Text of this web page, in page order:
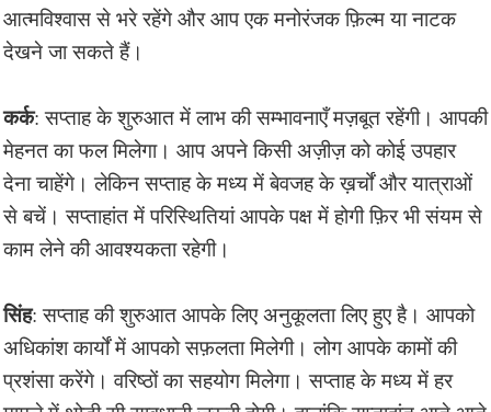
आत्मविश्वास से भरे रहेंगे और आप एक मनोरंजक फ़िल्म या नाटक
देखने जा सकते हैं।
कर्क: सप्ताह के शुरुआत में लाभ की सम्भावनाएँ मज़बूत रहेंगी। आपकी
मेहनत का फल मिलेगा। आप अपने किसी अज़ीज़ को कोई उपहार
देना चाहेंगे। लेकिन सप्ताह के मध्य में बेवजह के ख़र्चों और यात्राओं
से बचें। सप्ताहांत में परिस्थितियां आपके पक्ष में होगी फ़िर भी संयम से
काम लेने की आवश्यकता रहेगी।
सिंह: सप्ताह की शुरुआत आपके लिए अनुकूलता लिए हुए है। आपको
अधिकांश कार्यों में आपको सफ़लता मिलेगी। लोग आपके कामों की
प्रशंसा करेंगे। वरिष्ठों का सहयोग मिलेगा। सप्ताह के मध्य में हर